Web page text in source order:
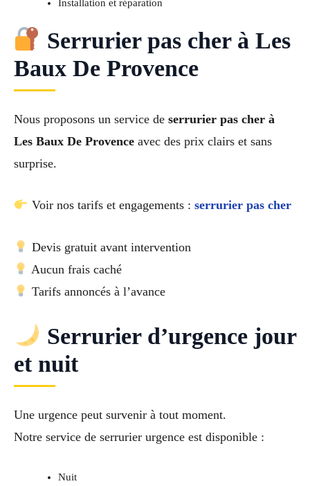
Installation et réparation
Serrurier pas cher à Les
Baux De Provence
Nous proposons un service de serrurier pas cher à
Les Baux De Provence avec des prix clairs et sans
surprise.
Voir nos tarifs et engagements : serrurier pas cher
Devis gratuit avant intervention
Aucun frais caché
Tarifs annoncés à l’avance
Serrurier d’urgence jour
et nuit
Une urgence peut survenir à tout moment.
Notre service de serrurier urgence est disponible :
Nuit